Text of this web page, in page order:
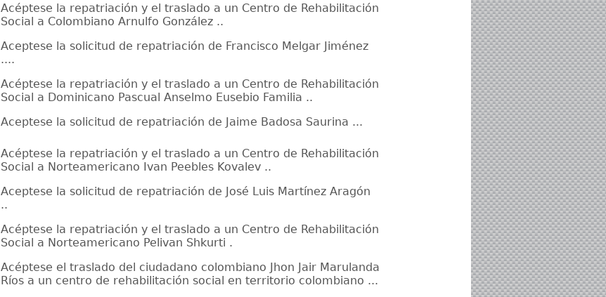
Acéptese la repatriación y el traslado a un Centro de Rehabilitación
Social a Colombiano Arnulfo González ..
Aceptese la solicitud de repatriación de Francisco Melgar Jiménez
....
Acéptese la repatriación y el traslado a un Centro de Rehabilitación
Social a Dominicano Pascual Anselmo Eusebio Familia ..
Aceptese la solicitud de repatriación de Jaime Badosa Saurina ...
Acéptese la repatriación y el traslado a un Centro de Rehabilitación
Social a Norteamericano Ivan Peebles Kovalev ..
Aceptese la solicitud de repatriación de José Luis Martínez Aragón
..
Acéptese la repatriación y el traslado a un Centro de Rehabilitación
Social a Norteamericano Pelivan Shkurti .
Acéptese el traslado del ciudadano colombiano Jhon Jair Marulanda
Ríos a un centro de rehabilitación social en territorio colombiano ...